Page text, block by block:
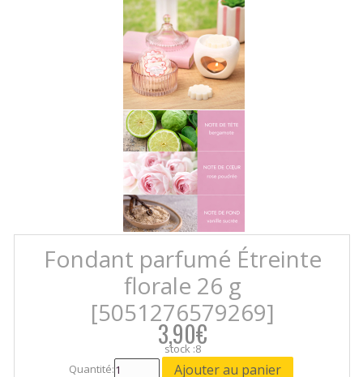
Fondant parfumé Étreinte
florale 26 g
[5051276579269]
3,90€
stock :8
Quantité: